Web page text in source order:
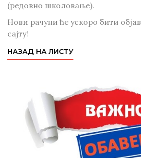
(редовно школовање).
Нови рачуни ће ускоро бити
сајту!
НАЗАД НА ЛИСТУ